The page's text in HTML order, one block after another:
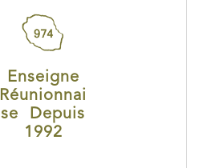
Enseigne
Réunionnai
se Depuis
1992